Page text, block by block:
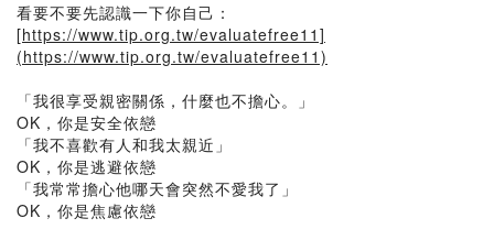
看要不要先認識一下你自己：
[https://www.tip.org.tw/evaluatefree11]
(https://www.tip.org.tw/evaluatefree11)
「我很享受親密關係，什麼也不擔心。」
OK，你是安全依戀
「我不喜歡有人和我太親近」
OK，你是逃避依戀
「我常常擔心他哪天會突然不愛我了」
OK，你是焦慮依戀